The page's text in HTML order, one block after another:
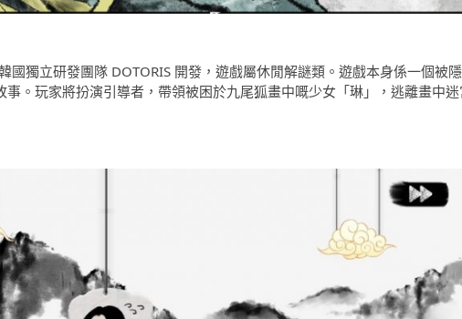
國獨立研發團隊 DOTORIS 開發，遊戲屬休閒解謎類。遊戲本身係一個被隱
。玩家將扮演引導者，帶領被困於九尾狐畫中嘅少女「琳」，逃離畫中